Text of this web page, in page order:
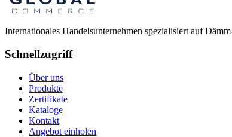
Internationales Handelsunternehmen spezialisiert auf
Schnellzugriff
Über uns
Produkte
Zertifikate
Kataloge
Kontakt
Angebot einholen